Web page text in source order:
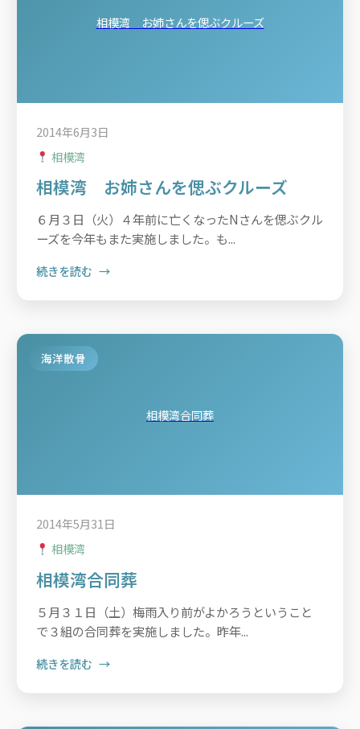
相模湾 お姉さんを偲ぶクルーズ
2014年6月3日
相模湾
相模湾 お姉さんを偲ぶクルーズ
６月３日（火）４年前に亡くなったNさんを偲ぶクル
ーズを今年もまた実施しました。も...
続きを読む
海洋散骨
相模湾合同葬
2014年5月31日
相模湾
相模湾合同葬
５月３１日（土）梅雨入り前がよかろうということ
で３組の合同葬を実施しました。昨年...
続きを読む